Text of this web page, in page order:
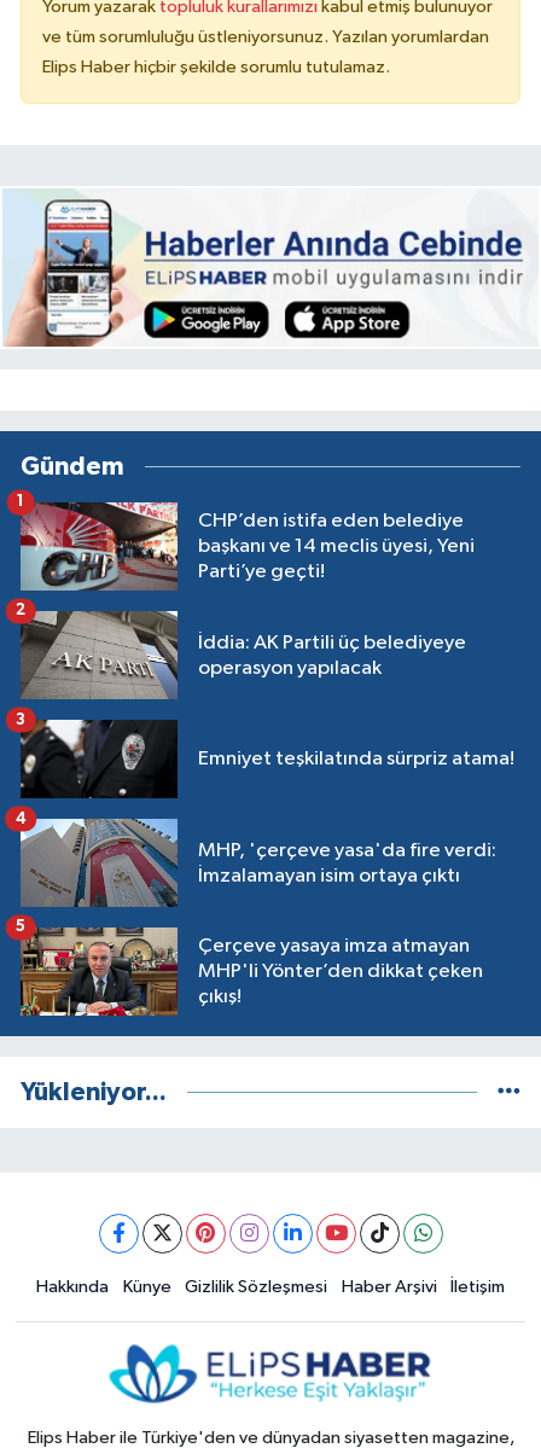
Yorum yazarak topluluk kurallarımızı kabul etmiş bulunuyor
ve tüm sorumluluğu üstleniyorsunuz. Yazılan yorumlardan
Elips Haber hiçbir şekilde sorumlu tutulamaz.
Gündem
CHP’den istifa eden belediye
başkanı ve 14 meclis üyesi, Yeni
Parti’ye geçti!
1
İddia: AK Partili üç belediyeye
operasyon yapılacak
2
Emniyet teşkilatında sürpriz atama!
3
MHP, 'çerçeve yasa'da fire verdi:
İmzalamayan isim ortaya çıktı
4
Çerçeve yasaya imza atmayan
MHP'li Yönter’den dikkat çeken
çıkış!
5
Yükleniyor...
Hakkında Künye Gizlilik Sözleşmesi Haber Arşivi İletişim
Elips Haber ile Türkiye'den ve dünyadan siyasetten magazine,